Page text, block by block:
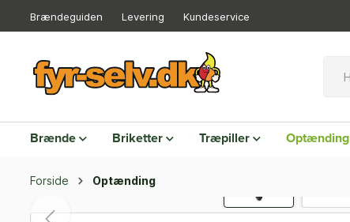
Brændeguiden Levering Kundeservice
Brænde Briketter Træpiller Optænding
Forside Optænding